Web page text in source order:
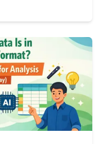
obtener
para trabajo